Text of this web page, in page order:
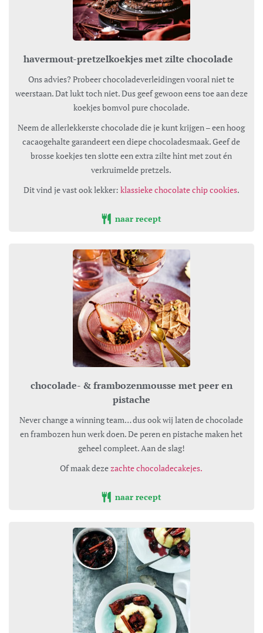
havermout-pretzelkoekjes met zilte chocolade
Ons advies? Probeer chocoladeverleidingen vooral niet te
weerstaan. Dat lukt toch niet. Dus geef gewoon eens toe aan deze
koekjes bomvol pure chocolade.
Neem de allerlekkerste chocolade die je kunt krijgen – een hoog
cacaogehalte garandeert een diepe chocoladesmaak. Geef de
brosse koekjes ten slotte een extra zilte hint met zout én
verkruimelde pretzels.
Dit vind je vast ook lekker: klassieke chocolate chip cookies.
naar recept
chocolade- & frambozenmousse met peer en
pistache
Never change a winning team… dus ook wij laten de chocolade
en frambozen hun werk doen. De peren en pistache maken het
geheel compleet. Aan de slag!
Of maak dezezachte chocoladecakejes.
naar recept